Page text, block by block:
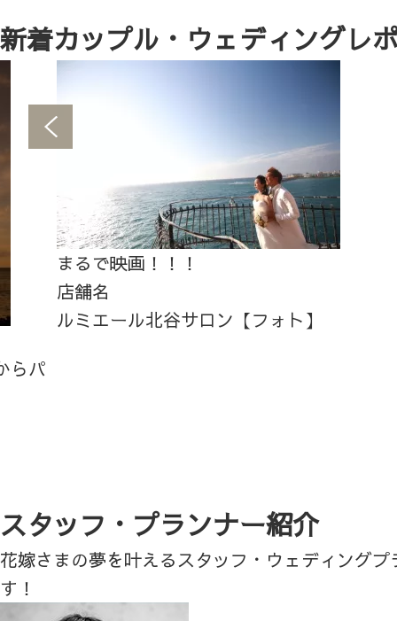
新着カップル・ウェディングレ
らパ
まるで映画！！！
店舗名
ルミエール北谷サロン【フォト】
スタッフ・プランナー紹介
花嫁さまの夢を叶えるスタッフ・ウェディング
す！